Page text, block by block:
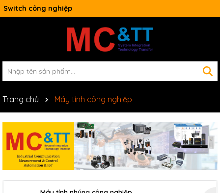
Switch công nghiệp
Trang chủ Máy tính công nghiệp